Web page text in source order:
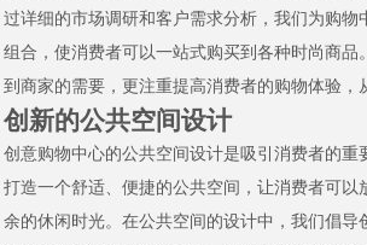
过详细的市场调研和客户需求分析，我们为购物
组合，使消费者可以一站式购买到各种时尚商品
到商家的需要，更注重提高消费者的购物体验，
创新的公共空间设计
创意购物中心的公共空间设计是吸引消费者的重
打造一个舒适、便捷的公共空间，让消费者可以
余的休闲时光。在公共空间的设计中，我们倡导